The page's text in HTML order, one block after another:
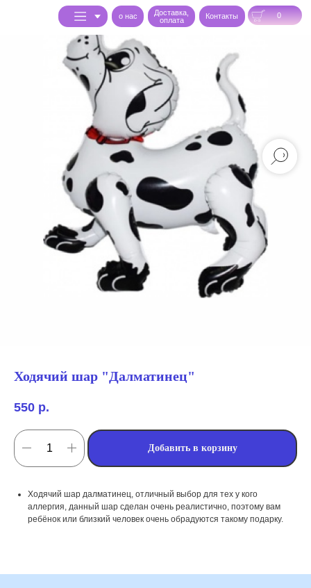
0
Доставка,
оплата
Контакты
o нас
Ходячий шар "Далматинец"
550 р.
Добавить в корзину
Ходячий шар далматинец, отличный выбор для тех у кого
аллергия, данный шар сделан очень реалистично, поэтому вам
ребёнок или близкий человек очень обрадуются такому подарку.
мы занимаемся
оформлением: